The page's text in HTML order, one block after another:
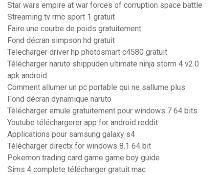
Star wars empire at war forces of corruption space battle
Streaming tv rmc sport 1 gratuit
Faire une courbe de poids gratuitement
Fond décran simpson hd gratuit
Telecharger driver hp photosmart c4580 gratuit
Télécharger naruto shippuden ultimate ninja storm 4 v2.0
apk android
Comment allumer un pc portable qui ne sallume plus
Fond décran dynamique naruto
Télécharger emule gratuitement pour windows 7 64 bits
Youtube téléchargerer app for android reddit
Applications pour samsung galaxy s4
Télécharger directx for windows 8.1 64 bit
Pokemon trading card game game boy guide
Sims 4 complete télécharger gratuit mac